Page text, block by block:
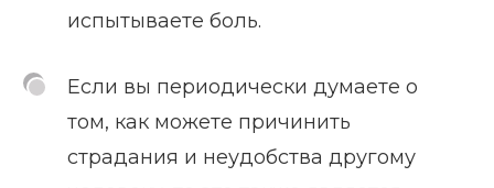
испытываете боль.
Если вы периодически думаете о
том, как можете причинить
страдания и неудобства другому